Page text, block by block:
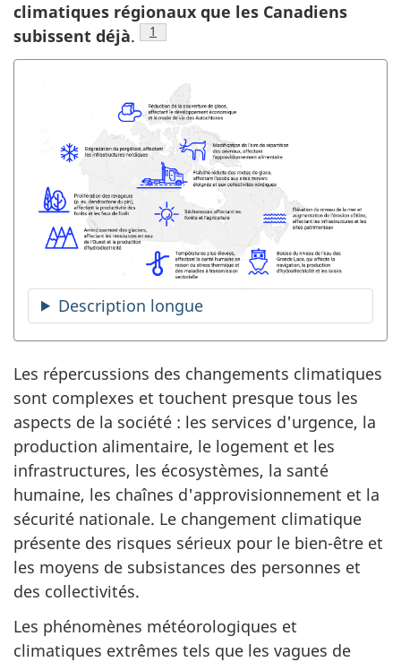
climatiques régionaux que les Canadiens
subissent déjà. Note de bas de page
1
Description longue
Les répercussions des changements climatiques
sont complexes et touchent presque tous les
aspects de la société : les services d'urgence, la
production alimentaire, le logement et les
infrastructures, les écosystèmes, la santé
humaine, les chaînes d'approvisionnement et la
sécurité nationale. Le changement climatique
présente des risques sérieux pour le bien-être et
les moyens de subsistances des personnes et
des collectivités.
Les phénomènes météorologiques et
climatiques extrêmes tels que les vagues de